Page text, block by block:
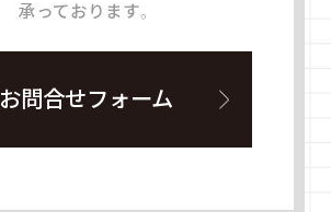
承っております。
お問合せフォーム